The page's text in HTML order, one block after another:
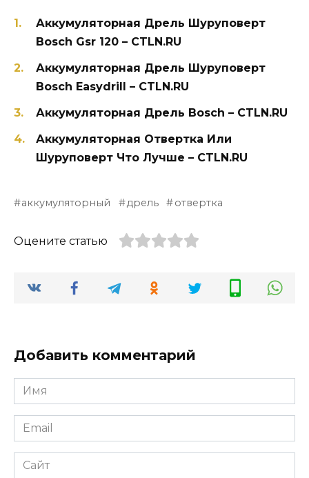
Аккумуляторная Дрель Шуруповерт
Bosch Gsr 120 – CTLN.RU
Аккумуляторная Дрель Шуруповерт
Bosch Easydrill – CTLN.RU
Аккумуляторная Дрель Bosch – CTLN.RU
Аккумуляторная Отвертка Или
Шуруповерт Что Лучше – CTLN.RU
аккумуляторный дрель отвертка
Оцените статью
Добавить комментарий
Имя
*
Email
*
Сайт